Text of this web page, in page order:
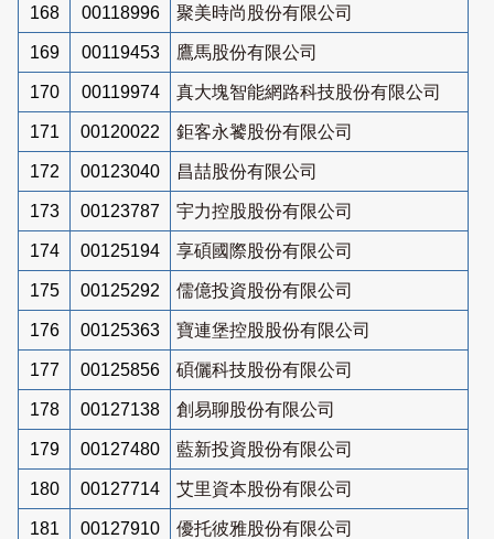
168 00118996 聚美時尚股份有限公司
169 00119453 鷹馬股份有限公司
170 00119974 真大塊智能網路科技股份有限公司
171 00120022 鉅客永饕股份有限公司
172 00123040 昌喆股份有限公司
173 00123787 宇力控股股份有限公司
174 00125194 享碩國際股份有限公司
175 00125292 儒億投資股份有限公司
176 00125363 寶連堡控股股份有限公司
177 00125856 碩儷科技股份有限公司
178 00127138 創易聊股份有限公司
179 00127480 藍新投資股份有限公司
180 00127714 艾里資本股份有限公司
181 00127910 優托彼雅股份有限公司